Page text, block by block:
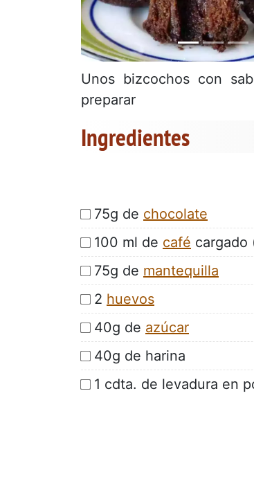
Unos bizcochos con
preparar
Ingredientes
75g de chocolate
100 ml de café cargado
75g de mantequilla
2 huevos
40g de azúcar
40g de harina
1 cdta. de levadura en